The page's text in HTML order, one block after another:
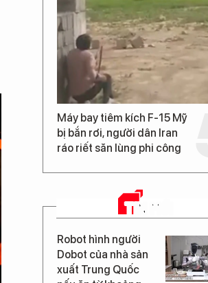
Máy bay tiêm kích F-15 Mỹ
bị bắn rơi, người dân Iran
ráo riết săn lùng phi công
TIN MỚI
Robot hình người
Dobot của nhà sản
xuất Trung Quốc